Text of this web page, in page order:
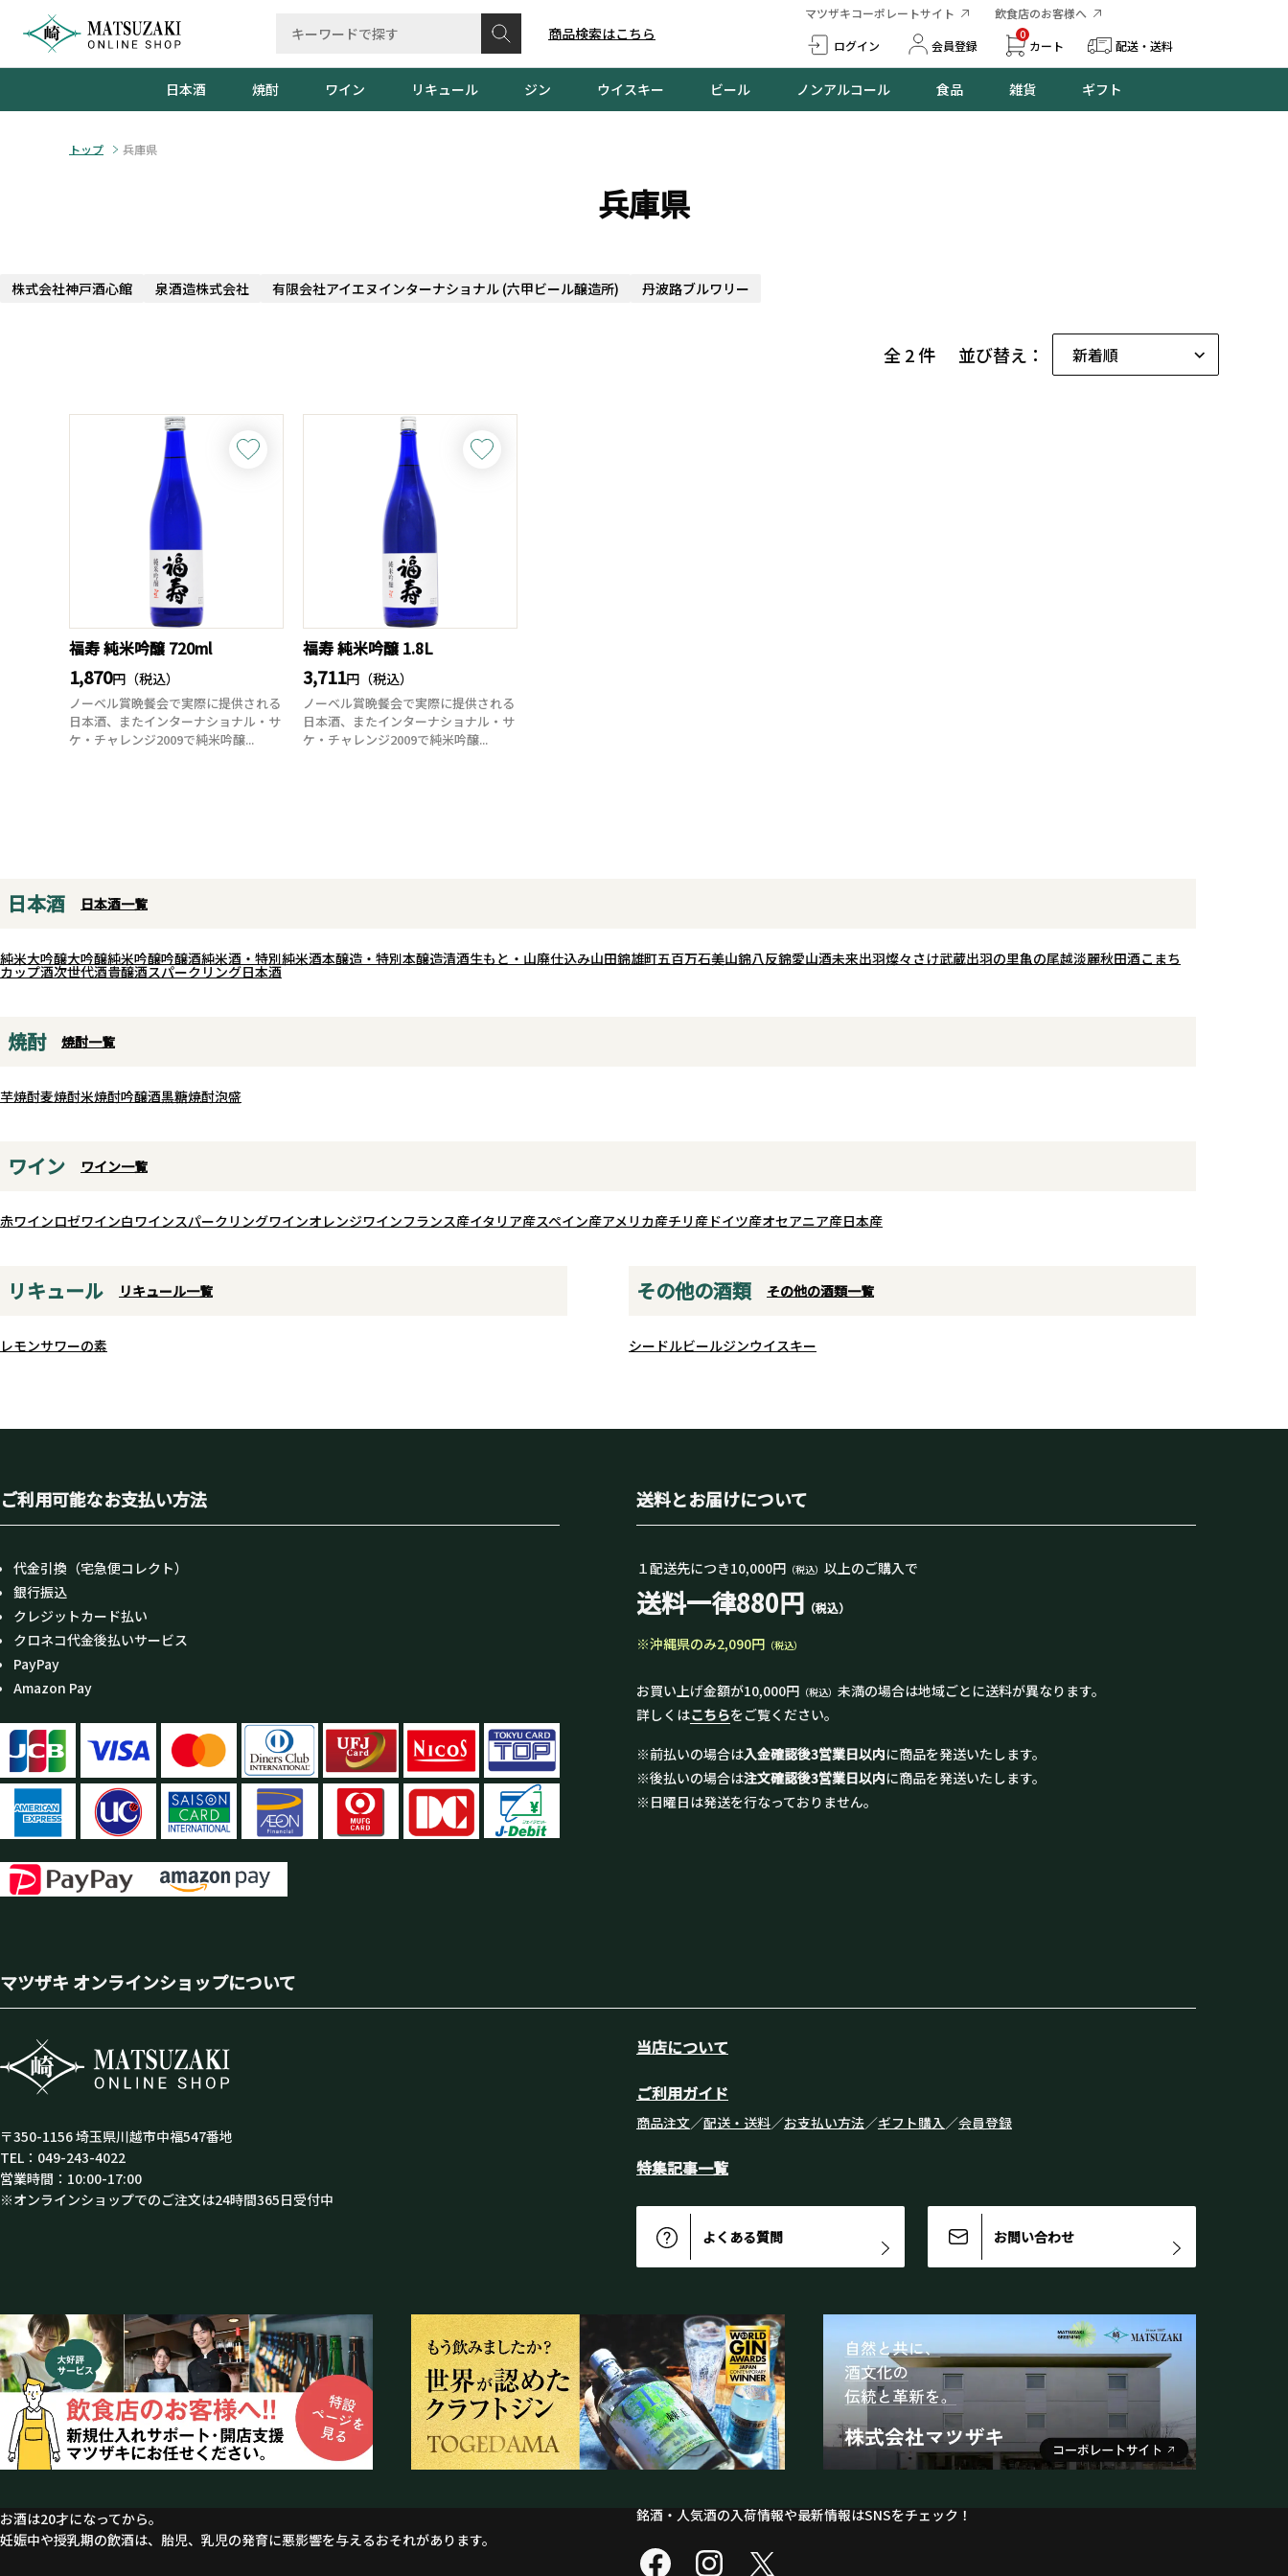
商品検索はこちら
マツザキコーポレートサイト
飲食店のお客様へ
ログイン
会員登録 カート
0
配送・送料
日本酒 焼酎 ワイン リキュール ジン ウイスキー ビール ノンアルコール 食品 雑貨 ギフト
トップ 兵庫県
兵庫県
株式会社神戸酒心館 泉酒造株式会社 有限会社アイエヌインターナショナル (六甲ビール醸造所) 丹波路ブルワリー
全 2 件 並び替え：
福寿 純米吟醸 720ml
1,870円（税込）
ノーベル賞晩餐会で実際に提供される
日本酒、またインターナショナル・サ
ケ・チャレンジ2009で純米吟醸...
福寿 純米吟醸 1.8L
3,711円（税込）
ノーベル賞晩餐会で実際に提供される
日本酒、またインターナショナル・サ
ケ・チャレンジ2009で純米吟醸...
日本酒 日本酒一覧
純米大吟醸大吟醸純米吟醸吟醸酒純米酒・特別純米酒本醸造・特別本醸造清酒生もと・山廃仕込み山田錦雄町五百万石美山錦八反錦愛山酒未来出羽燦々 さけ武蔵出羽の里亀の尾越淡麗秋田酒こまち
カップ酒次世代酒貴醸酒スパークリング日本酒
焼酎 焼酎一覧
芋焼酎麦焼酎米焼酎吟醸酒黒糖焼酎泡盛
ワイン ワイン一覧
赤ワインロゼワイン白ワインスパークリングワインオレンジワインフランス産イタリア産スペイン産アメリカ産チリ産 ドイツ産オセアニア産日本産
リキュール リキュール一覧
レモンサワーの素
その他の酒類 その他の酒類一覧
シードルビールジンウイスキー
ご利用可能なお支払い方法
代金引換（宅急便コレクト）
銀行振込
クレジットカード払い
クロネコ代金後払いサービス
PayPay
Amazon Pay
送料とお届けについて
１配送先につき10,000円 （税込） 以上のご購入で
送料一律880円 （税込）
※沖縄県のみ2,090円 （税込）
お買い上げ金額が10,000円 （税込） 未満の場合は地域ごとに送料が異なります。
詳しくはこちらをご覧ください。
※前払いの場合は入金確認後3営業日以内に商品を発送いたします。
※後払いの場合は注文確認後3営業日以内に商品を発送いたします。
※日曜日は発送を行なっておりません。
マツザキ オンラインショップについて
〒350-1156 埼玉県川越市中福547番地
TEL：049-243-4022
営業時間：10:00-17:00
※オンラインショップでのご注文は24時間365日受付中
当店について
ご利用ガイド
商品注文／配送・送料／お支払い方法／ギフト購入 ／会員登録
特集記事一覧
よくある質問 お問い合わせ
お酒は20才になってから。
妊娠中や授乳期の飲酒は、胎児、乳児の発育に悪影響を与えるおそれがあります。
銘酒・人気酒の入荷情報や最新情報はSNSをチェック！